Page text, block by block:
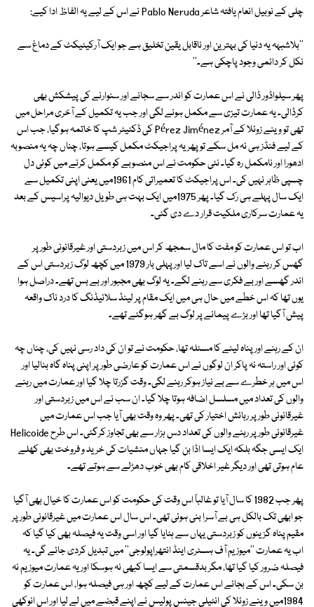
چلی کے نوبیل انعام یافتہ شاعر Pablo Neruda نے اس کے لیے یہ الفاظ ادا کیے:
''بلاشبہہ یہ دنیا کی بہترین اور ناقابل یقین تخلیق ہے جو ایک آرکیٹیکٹ کے دماغ سے
نکل کر دائمی وجود پاچکی ہے۔''
پھر سیلواڈور ڈالی نے اس عمارت کو اندر سے سجانے اور سنوارنے کی پیشکش بھی
کرڈالی۔ یہ عمارت تیزی سے مکمل ہونے لگی اور جب یہ تکمیل کے آخری مراحل میں
تھی تو وینے زوئلا کے آمر Pérez Jiménez کی ڈکٹیٹر شپ کا خاتمہ ہوگیا، جب اس
کے لیے فنڈز ہی نہ مل سکے تو پھر یہ پراجیکٹ مکمل کیسے ہوتا، چناں چہ یہ منصوبہ
ادھورا اور نامکمل رہ گیا۔ نئی حکومت نے اس منصوبے کو مکمل کرنے میں کوئی دل
چسپی ظاہر نہیں کی۔ اس پراجیکٹ کا تعمیراتی کام 1961میں یعنی اپنی تکمیل سے
ایک سال پہلے ہی رک گیا۔ پھر 1975میں ایک بہت ہی طویل دیوالیہ پراسیس کے بعد
یہ عمارت سرکاری ملکیت قرار دے دی گئی۔
اب تو اس عمارت کو مفت کا مال سمجھ کر اس میں زبردستی اور غیرقانونی طور پر
گھس کر رہنے والوں نے اسے تاک لیا اور پہلی بار 1979 میں کچھ لوگ زبردستی اس کے
اندر گھسے اور بے فکری سے رہنے لگے۔ یہ لوگ بھی مجبور اور بے بس تھے۔ دراصل ہوا
یوں تھا کہ اس خطے میں حال ہی میں ایک مقام پر لینڈ سلائیڈنگ کا درد ناک واقعہ
پیش آگیا تھا اور بڑے پیمانے پر لوگ بے گھر ہوگئے تھے۔
ان کے رہنے اور پناہ لینے کا مسئلہ تھا، حکومت نے تو ان کی داد رسی نہیں کی، چناں چہ
کوئی اور راستہ نہ پاکر ان لوگوں نے اس عمارت کو عارضی طور پر اپنی پناہ گاہ بنالیا اور
اس میں ہر خطرے سے بے نیاز ہوکر رہنے لگی۔ وقت گزرتا چلا گیا اور عمارت میں رہنے
والوں کی تعداد میں مسلسل اضافہ ہوتا چلا گیا۔ ان سب نے اس میں زبردستی اور
غیرقانونی طور پر رہائش اختیار کی تھی۔ پھر وہ وقت بھی آیا جب اس عمارت میں
غیرقانونی طور پر رہنے والوں کی تعداد دس ہزار سے بھی تجاوز کرگئی۔ اس طرح Helicoide
ایک ایسی جگہ بلکہ ایک ایسا اڈا بن گیا جہاں منشیات کی خرید و فروخت بھی کھلے
عام ہوتی تھی اور دیگر غیر اخلاقی کام بھی خوب دھڑلے سے ہوتے تھے۔
پھر جب 1982 کا سال آیا تو غالباً اس وقت کی حکومت کو اس عمارت کا خیال بھی آگیا
جو ابھی تک بالکل ہی بے آسرا بنی ہوئی تھی۔ اس سال اس عمارت میں غیرقانونی طور پر
مقیم پناہ گزینوں کو زبردستی یہاں سے ہٹایا گیا اور اسی وقت یہ فیصلہ بھی کیا گیا کہ
اب یہ عمارت ''میوزیم آف ہسٹری اینڈ انتھراپولوجی'' میں تبدیل کردی جائے گی۔ یہ
فیصلہ ضرور کیا گیا تھا، مگر بدقسمتی سے ایسا کبھی نہ ہوسکا اور یہ عمارت میوزیم نہ
بن سکی۔ اس کے بجائے اس عمارت کے لیے کچھ اور ہی فیصلہ ہوا، اس عمارت کو
1984میں وینے زوئلا کی انٹیلی جینس پولیس نے اپنے قبضے میں لے لیا اور اس انوکھی